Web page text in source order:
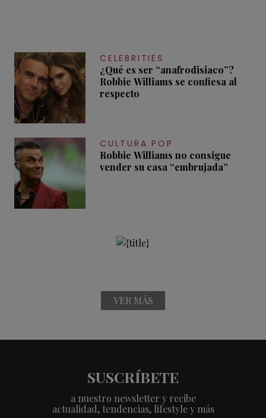
CELEBRITIES
¿Qué es ser “anafrodisiaco”?
Robbie Williams se confiesa al
respecto
CULTURA POP
Robbie Williams no consigue
vender su casa “embrujada”
VER MÁS
SUSCRÍBETE
a nuestro newsletter y recibe
actualidad, tendencias, lifestyle y más